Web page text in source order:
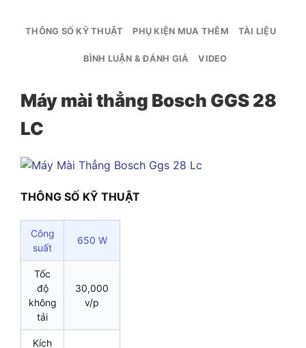
THÔNG SỐ KỸ THUẬT PHỤ KIỆN MUA THÊM TÀI LIỆU
BÌNH LUẬN & ĐÁNH GIÁ VIDEO
Máy mài thẳng Bosch GGS 28
LC
THÔNG SỐ KỸ THUẬT
Công
suất
650 W
Tốc
độ
không
tải
30,000
v/p
Kích